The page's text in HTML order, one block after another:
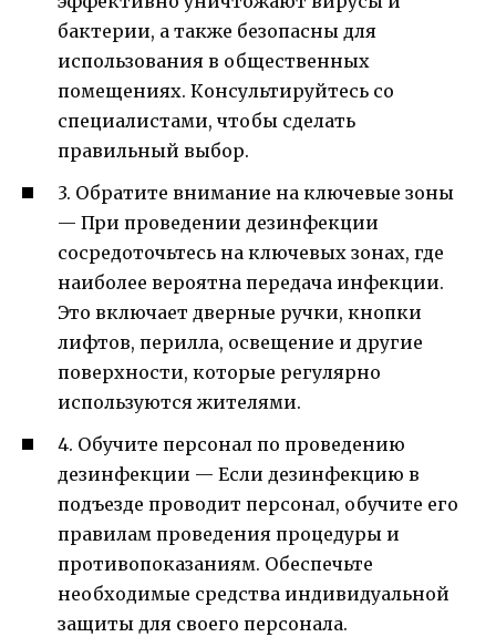
бактерии, а также безопасны для
использования в общественных
помещениях. Консультируйтесь со
специалистами, чтобы сделать
правильный выбор.
3. Обратите внимание на ключевые зоны
— При проведении дезинфекции
сосредоточьтесь на ключевых зонах, где
наиболее вероятна передача инфекции.
Это включает дверные ручки, кнопки
лифтов, перилла, освещение и другие
поверхности, которые регулярно
используются жителями.
4. Обучите персонал по проведению
дезинфекции — Если дезинфекцию в
подъезде проводит персонал, обучите его
правилам проведения процедуры и
противопоказаниям. Обеспечьте
необходимые средства индивидуальной
защиты для своего персонала.